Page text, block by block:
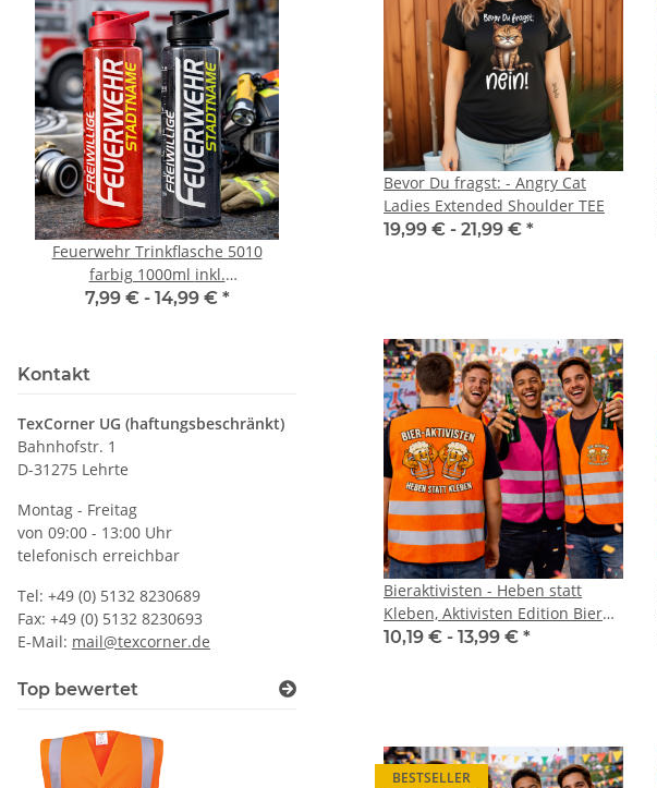
Bevor Du fragst: - Angry Cat
Ladies Extended Shoulder TEE
19,99 € - 21,99 € *
Bieraktivisten - Heben statt
Kleben, Aktivisten Edition Bier
Aktivisten Sicherheitsweste JGA
10,19 € - 13,99 € *
BESTSELLER
Feuerwehr Trinkflasche 5010
farbig 1000ml inkl.
Wunschnamen
7,99 € - 14,99 € *
Kontakt
TexCorner UG (haftungsbeschränkt)
Bahnhofstr. 1
D-31275 Lehrte
Montag - Freitag
von 09:00 - 13:00 Uhr
telefonisch erreichbar
Tel: +49 (0) 5132 8230689
Fax: +49 (0) 5132 8230693
E-Mail: mail@texcorner.de
Top bewertet